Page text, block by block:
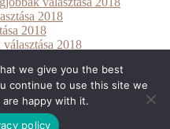
2018
2018
2018
we give you the best
continue to use this site we
happy with it.
policy